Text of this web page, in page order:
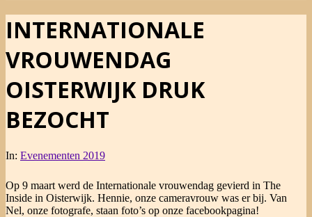
INTERNATIONALE
VROUWENDAG
OISTERWIJK DRUK
BEZOCHT
In: Evenementen 2019
Op 9 maart werd de Internationale vrouwendag gevierd in The
Inside in Oisterwijk. Hennie, onze cameravrouw was er bij. Van
Nel, onze fotografe, staan foto’s op onze facebookpagina!